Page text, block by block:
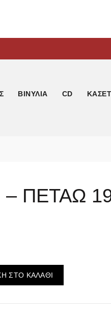
ΒΙΝΥΛΙΑ CD
ΠΕΤΑΩ
ΣΤΟ ΚΑΛΑΘΙ